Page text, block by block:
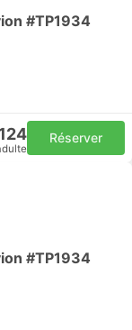
#TP1934
Réserver
#TP1934